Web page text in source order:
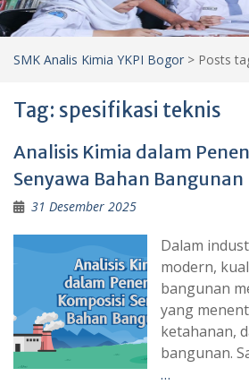
SMK Analis Kimia YKPI Bogor > Posts
Tag: spesifikasi teknis
Analisis Kimia dalam
Senyawa Bahan Bangunan
31 Desember 2025
Dalam
modern,
bangunan
yang
ketahanan,
bangunan.
…